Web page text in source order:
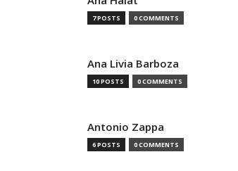
7 POSTS 0 COMMENTS
Ana Livia Barboza
10 POSTS 0 COMMENTS
Antonio Zappa
6 POSTS 0 COMMENTS